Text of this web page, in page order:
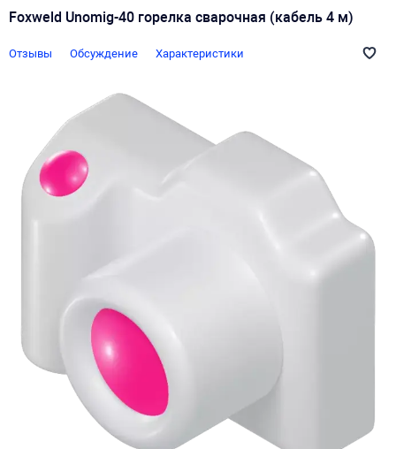
Foxweld Unomig-40 горелка сварочная (кабель 4 м)
Отзывы Обсуждение Характеристики